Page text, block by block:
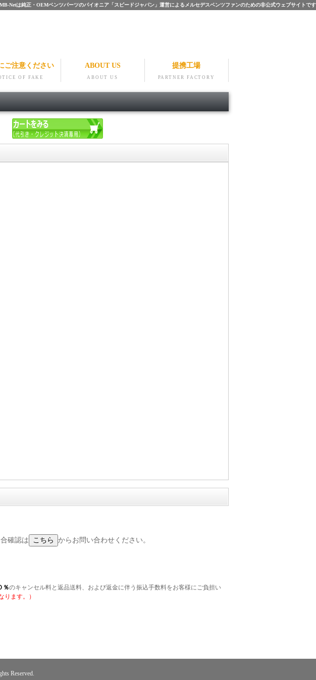
MB-Netは純正・OEMベンツパーツのパイオニア「スピードジャパン」運営によるメルセデスベンツファンのための非公式ウェブサイトです
ご注意ください
OF FAKE
ABOUT US
ABOUT US
提携工場
PARTNER FACTORY
確認は からお問い合わせください。
％のキャンセル料と返品送料、および返金に伴う振込手数料をお客様にご負担い
ります。）
Reserved.